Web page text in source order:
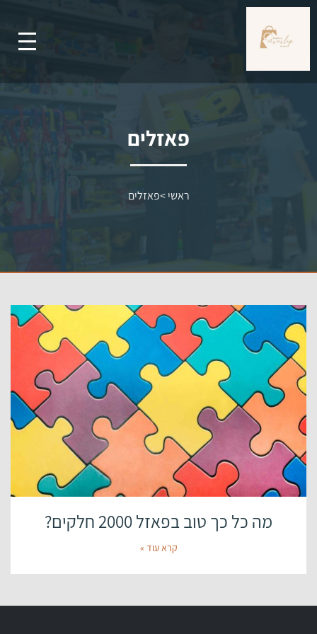
פאזלים
ראשי>פאזלים
מה כל כך טוב בפאזל 2000 חלקים?
קרא עוד »